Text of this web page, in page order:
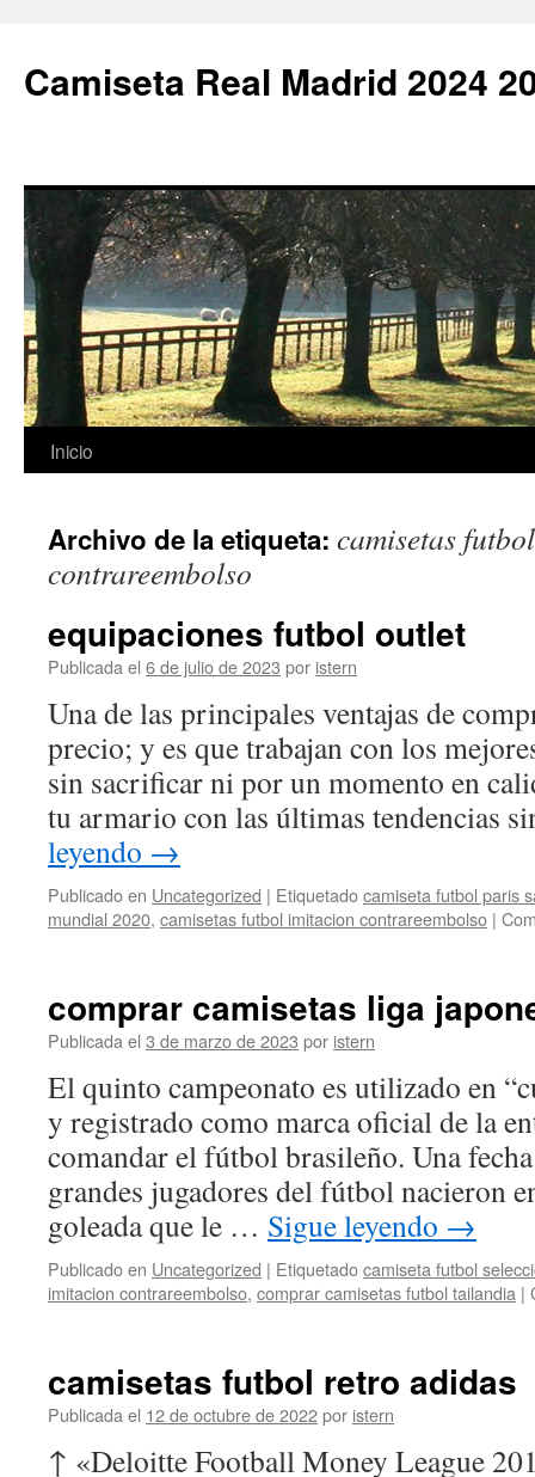
Camiseta Real Madrid 2024
Saltar
contenido
Inicio
Archivo de la etiqueta: camisetas
contrareembolso
equipaciones futbol outlet
Publicada el 6 de julio de 2023 por istern
Una de las principales ventajas de
precio; y es que trabajan con los
sin sacrificar ni por un momento en
tu armario con las últimas tendencias
leyendo →
Publicado en Uncategorized | Etiquetadocamiseta futbol paris
mundial 2020, camisetas futbol imitacion contrareembolso |
comprar camisetas liga
Publicada el 3 de marzo de 2023 por istern
El quinto campeonato es utilizado en
y registrado como marca oficial de la
comandar el fútbol brasileño. Una
grandes jugadores del fútbol nacieron
goleada que le … Sigue leyendo →
Publicado en Uncategorized | Etiquetadocamiseta futbol
imitacion contrareembolso, comprar camisetas futbol tailandia |
camisetas futbol retro adidas
Publicada el 12 de octubre de 2022por istern
↑ «Deloitte Football Money League